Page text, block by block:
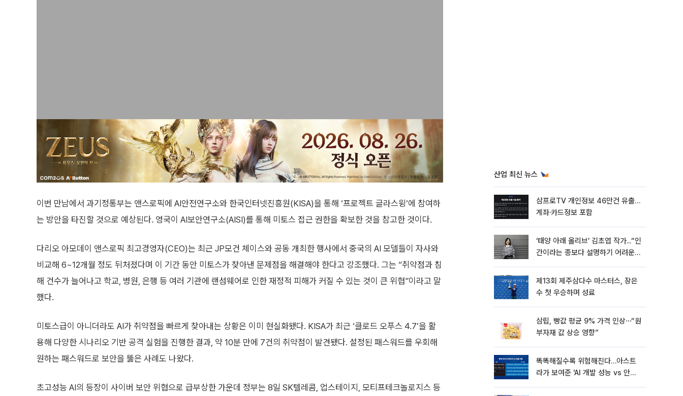
이번 만남에서 과기정통부는 앤스로픽에 AI안전연구소와 한국인터넷진흥원(KISA)을 통해 ‘프로젝트 글라스윙’에 참여하
는 방안을 타진할 것으로 예상된다. 영국이 AI보안연구소(AISI)를 통해 미토스 접근 권한을 확보한 것을 참고한 것이다.
다리오 아모데이 앤스로픽 최고경영자(CEO)는 최근 JP모건 체이스와 공동 개최한 행사에서 중국의 AI 모델들이 자사와
비교해 6~12개월 정도 뒤처졌다며 이 기간 동안 미토스가 찾아낸 문제점을 해결해야 한다고 강조했다. 그는 “취약점과 침
해 건수가 늘어나고 학교, 병원, 은행 등 여러 기관에 랜섬웨어로 인한 재정적 피해가 커질 수 있는 것이 큰 위협”이라고 말
했다.
미토스급이 아니더라도 AI가 취약점을 빠르게 찾아내는 상황은 이미 현실화됐다. KISA가 최근 ‘클로드 오푸스 4.7’을 활
용해 다양한 시나리오 기반 공격 실험을 진행한 결과, 약 10분 만에 7건의 취약점이 발견됐다. 설정된 패스워드를 우회해
원하는 패스워드로 보안을 뚫은 사례도 나왔다.
초고성능 AI의 등장이 사이버 보안 위협으로 급부상한 가운데 정부는 8일 SK텔레콤, 업스테이지, 모티프테크놀로지스 등
산업 최신 뉴스
삼프로TV 개인정보 46만건 유출…
계좌·카드정보 포함
‘태양 아래 올리브’ 김초엽 작가...“인
간이라는 종보다 설명하기 어려운
뷰]
제13회 제주삼다수 마스터스, 장은
수 첫 우승하며 성료
삼립, 빵값 평균 9% 가격 인상⋯“원
부자재 값 상승 영향”
똑똑해질수록 위험해진다…아스트
라가 보여준 'AI 개발 성능 vs 안전